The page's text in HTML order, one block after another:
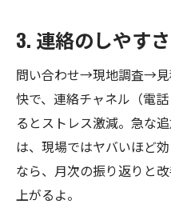
3. 連絡のしやす
問い合わせ→現地調査→
快で、連絡チャネル（電
るとストレス激減。急な
は、現場ではヤバいほど
なら、月次の振り返りと
上がるよ。